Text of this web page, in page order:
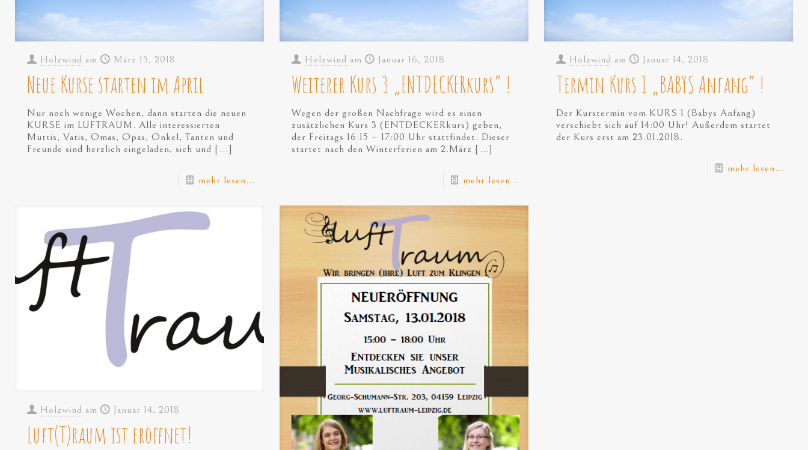
Holzwind am März 15, 2018
Neue Kurse starten im April
Nur noch wenige Wochen, dann starten die neuen
KURSE im LUFTRAUM. Alle interessierten
Muttis, Vatis, Omas, Opas, Onkel, Tanten und
Freunde sind herzlich eingeladen, sich und […]
mehr lesen...
Holzwind am Januar 16, 2018
Weiterer Kurs 3 „ENTDECKERkurs“ !
Wegen der großen Nachfrage wird es einen
zusätzlichen Kurs 3 (ENTDECKERkurs) geben,
der Freitags 16:15 – 17:00 Uhr stattfindet. Dieser
startet nach den Winterferien am 2.März […]
mehr lesen...
Holzwind am Januar 14, 2018
Termin Kurs 1 „BABYS Anfang“ !
Der Kurstermin vom KURS 1 (Babys Anfang)
verschiebt sich auf 14:00 Uhr! Außerdem startet
der Kurs erst am 23.01.2018.
mehr lesen...
Holzwind am Januar 14, 2018
Luft(T)raum ist eröffnet!